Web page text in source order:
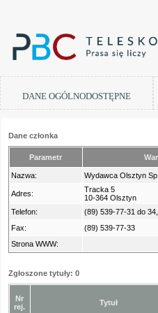
DANE OGÓLNODOSTĘPNE
Dane członka
Parametr
Nazwa: Wydawca Olsztyn
Adres:
Tracka 5
10-364 Olsztyn
Telefon:
(89) 539-77-31 do
Fax:
(89) 539-77-33
Strona WWW:
Zgłoszone tytuły: 0
Nr
rej.
Tytuł